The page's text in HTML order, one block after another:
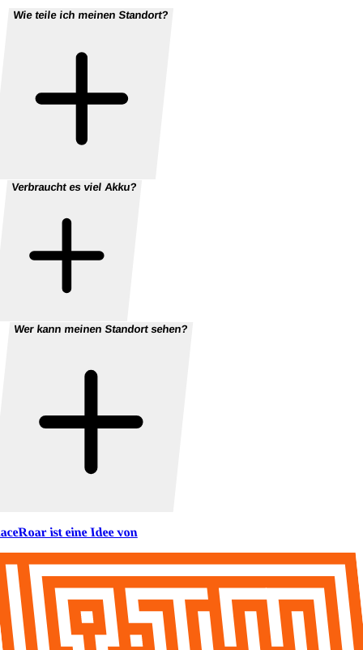
Wie teile ich meinen Standort?
Verbraucht es viel Akku?
Wer kann meinen Standort sehen?
ist eine Idee von